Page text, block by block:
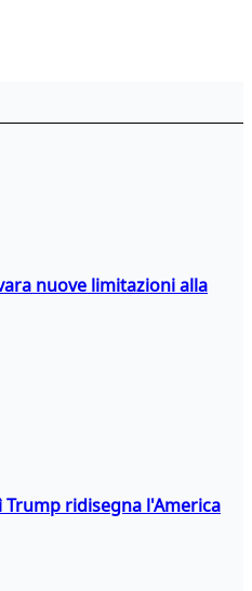
nuove limitazioni alla
Trump ridisegna l'America